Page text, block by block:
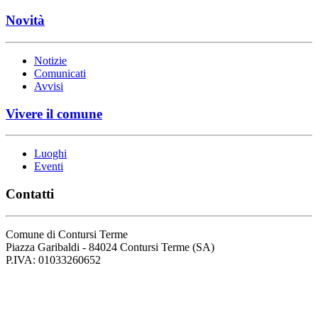
Novità
Notizie
Comunicati
Avvisi
Vivere il comune
Luoghi
Eventi
Contatti
Comune di Contursi Terme
Piazza Garibaldi - 84024 Contursi Terme (SA)
P.IVA: 01033260652